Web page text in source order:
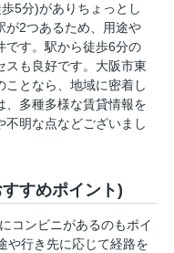
5分)がありちょっとし
が2つあるため、用途や
です。駅から徒歩6分の
スも良好です。大阪市東
となら、地域に密着し
、多種多様な賃貸情報を
明な点などございまし
すめポイント)
コンビニがあるのもポイ
や行き先に応じて経路を